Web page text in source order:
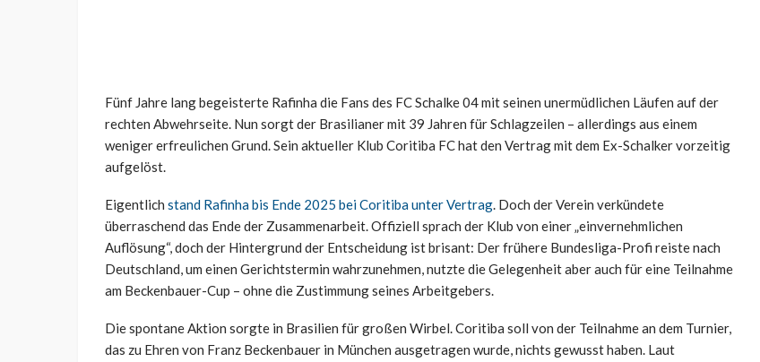
Fünf Jahre lang begeisterte Rafinha die Fans des FC Schalke 04 mit seinen unermüdlichen Läufen auf der
rechten Abwehrseite. Nun sorgt der Brasilianer mit 39 Jahren für Schlagzeilen – allerdings aus einem
weniger erfreulichen Grund. Sein aktueller Klub Coritiba FC hat den Vertrag mit dem Ex-Schalker vorzeitig
aufgelöst.
Eigentlich stand Rafinha bis Ende 2025 bei Coritiba unter Vertrag. Doch der Verein verkündete
überraschend das Ende der Zusammenarbeit. Offiziell sprach der Klub von einer „einvernehmlichen
Auflösung“, doch der Hintergrund der Entscheidung ist brisant: Der frühere Bundesliga-Profi reiste nach
Deutschland, um einen Gerichtstermin wahrzunehmen, nutzte die Gelegenheit aber auch für eine Teilnahme
am Beckenbauer-Cup – ohne die Zustimmung seines Arbeitgebers.
Die spontane Aktion sorgte in Brasilien für großen Wirbel. Coritiba soll von der Teilnahme an dem Turnier,
das zu Ehren von Franz Beckenbauer in München ausgetragen wurde, nichts gewusst haben. Laut